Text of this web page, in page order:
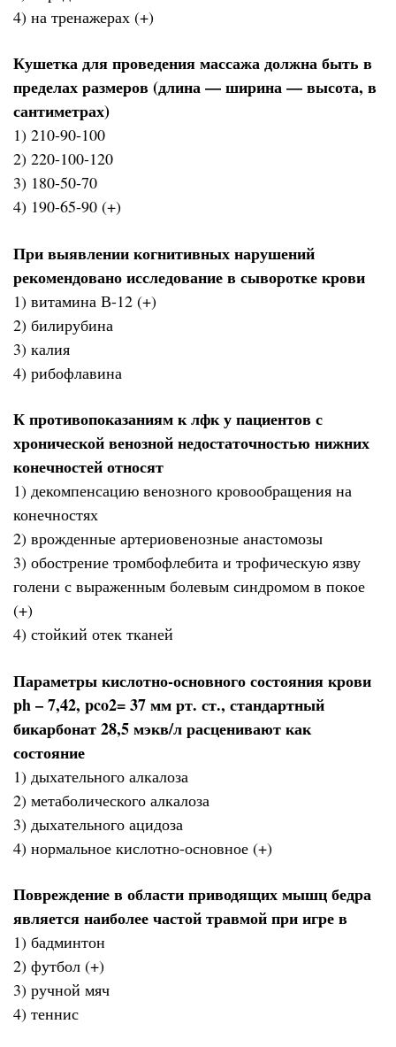
4) на тренажерах (+)
Кушетка для проведения массажа должна быть в
пределах размеров (длина — ширина — высота, в
сантиметрах)
1) 210-90-100
2) 220-100-120
3) 180-50-70
4) 190-65-90 (+)
При выявлении когнитивных нарушений
рекомендовано исследование в сыворотке крови
1) витамина В-12 (+)
2) билирубина
3) калия
4) рибофлавина
К противопоказаниям к лфк у пациентов с
хронической венозной недостаточностью нижних
конечностей относят
1) декомпенсацию венозного кровообращения на
конечностях
2) врожденные артериовенозные анастомозы
3) обострение тромбофлебита и трофическую язву
голени с выраженным болевым синдромом в покое
(+)
4) стойкий отек тканей
Параметры кислотно-основного состояния крови
ph – 7,42, pco2= 37 мм рт. ст., стандартный
бикарбонат 28,5 мэкв/л расценивают как
состояние
1) дыхательного алкалоза
2) метаболического алкалоза
3) дыхательного ацидоза
4) нормальное кислотно-основное (+)
Повреждение в области приводящих мышц бедра
является наиболее частой травмой при игре в
1) бадминтон
2) футбол (+)
3) ручной мяч
4) теннис